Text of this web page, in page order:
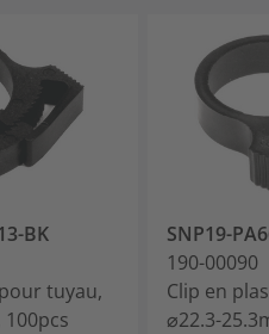
BK
tuyau,
SNP19-
190-00090
Clip en
⌀22.3-